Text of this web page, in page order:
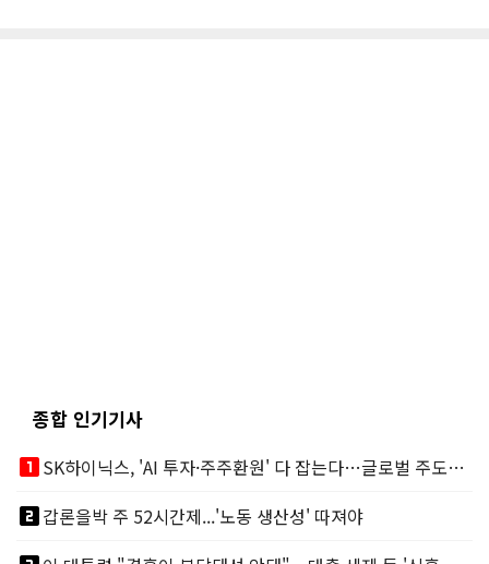
종합 인기기사
looks_one
SK하이닉스, 'AI 투자·주주환원' 다 잡는다…글로벌 주도권 굳히기
looks_two갑론을박 주 52시간제...'노동 생산성' 따져야